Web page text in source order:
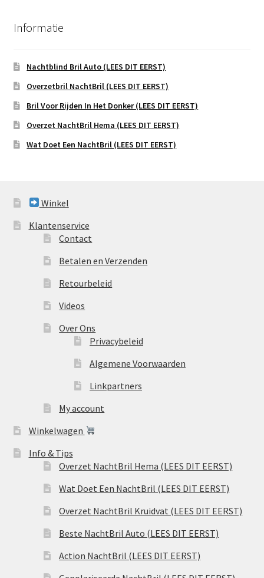
Informatie
Nachtblind Bril Auto (LEES DIT EERST)
Overzetbril NachtBril (LEES DIT EERST)
Bril Voor Rijden In Het Donker (LEES DIT EERST)
Overzet NachtBril Hema (LEES DIT EERST)
Wat Doet Een NachtBril (LEES DIT EERST)
Winkel
Klantenservice
Contact
Betalen en Verzenden
Retourbeleid
Videos
Over Ons
Privacybeleid
Algemene Voorwaarden
Linkpartners
My account
Winkelwagen
Info & Tips
Overzet NachtBril Hema (LEES DIT EERST)
Wat Doet Een NachtBril (LEES DIT EERST)
Overzet NachtBril Kruidvat (LEES DIT EERST)
Beste NachtBril Auto (LEES DIT EERST)
Action NachtBril (LEES DIT EERST)